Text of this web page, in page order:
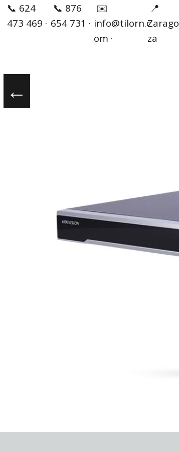
📞 624
473 469 ·
📞 876
654 731 ·
✉️
info@tilorn.c
om ·
📍
Zarago
za
←